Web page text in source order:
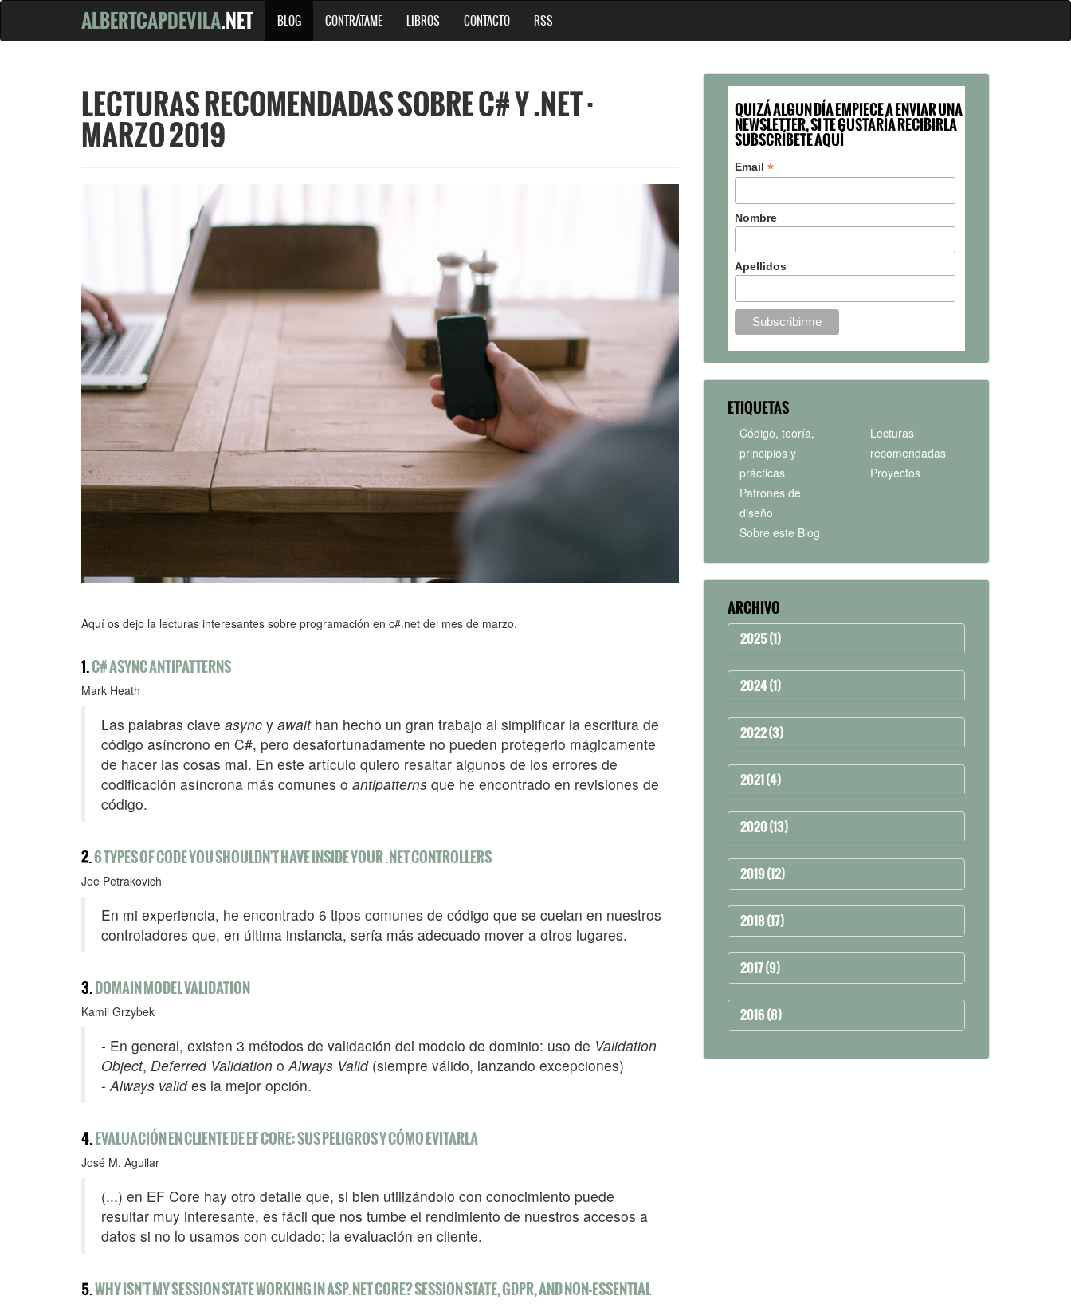
ALBERTCAPDEVILA.NET BLOG CONTRÁTAME LIBROS CONTACTO RSS
LECTURAS RECOMENDADAS SOBRE C# Y .NET ·
MARZO 2019
Aquí os dejo la lecturas interesantes sobre programación en c#.net del mes de marzo.
1.C# ASYNC ANTIPATTERNS
Mark Heath
Las palabras clave async y awaithan hecho un gran trabajo al simplificar la escritura de
código asíncrono en C#, pero desafortunadamente no pueden protegerlo mágicamente
de hacer las cosas mal. En este artículo quiero resaltar algunos de los errores de
codificación asíncrona más comunes o antipatterns que he encontrado en revisiones de
código.
2.6 TYPES OF CODE YOU SHOULDN'T HAVE INSIDE YOUR .NET CONTROLLERS
Joe Petrakovich
En mi experiencia, he encontrado 6 tipos comunes de código que se cuelan en nuestros
controladores que, en última instancia, sería más adecuado mover a otros lugares.
3.DOMAIN MODEL VALIDATION
Kamil Grzybek
- En general, existen 3 métodos de validación del modelo de dominio: uso de Validation
Object, Deferred Validation oAlways Valid(siempre válido, lanzando excepciones)
-Always valides la mejor opción.
4.EVALUACIÓN EN CLIENTE DE EF CORE: SUS PELIGROS Y CÓMO EVITARLA
José M. Aguilar
(...) en EF Core hay otro detalle que, si bien utilizándolo con conocimiento puede
resultar muy interesante, es fácil que nos tumbe el rendimiento de nuestros accesos a
datos si no lo usamos con cuidado: la evaluación en cliente.
5.WHY ISN'T MY SESSION STATE WORKING IN ASP.NET CORE? SESSION STATE, GDPR, AND NON-ESSENTIAL
QUIZÁ ALGUN DÍA EMPIECE A ENVIAR UNA
NEWSLETTER, SI TE GUSTARÍA RECIBIRLA
SUBSCRÍBETE AQUÍ
Email *
Nombre
Apellidos
ETIQUETAS
Código, teoría,
principios y
prácticas
Patrones de
diseño
Sobre este Blog
Lecturas
recomendadas
Proyectos
ARCHIVO
2025 (1)
2024 (1)
2022 (3)
2021 (4)
2020 (13)
2019 (12)
2018 (17)
2017 (9)
2016 (8)